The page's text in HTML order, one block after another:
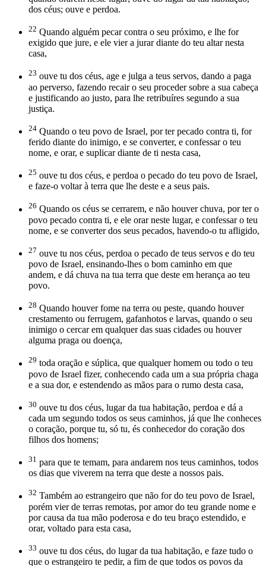
dos céus; ouve e perdoa.
22 Quando alguém pecar contra o seu próximo, e lhe for
exigido que jure, e ele vier a jurar diante do teu altar nesta
casa,
23 ouve tu dos céus, age e julga a teus servos, dando a paga
ao perverso, fazendo recair o seu proceder sobre a sua cabeça
e justificando ao justo, para lhe retribuíres segundo a sua
justiça.
24 Quando o teu povo de Israel, por ter pecado contra ti, for
ferido diante do inimigo, e se converter, e confessar o teu
nome, e orar, e suplicar diante de ti nesta casa,
25 ouve tu dos céus, e perdoa o pecado do teu povo de Israel,
e faze-o voltar à terra que lhe deste e a seus pais.
26 Quando os céus se cerrarem, e não houver chuva, por ter o
povo pecado contra ti, e ele orar neste lugar, e confessar o teu
nome, e se converter dos seus pecados, havendo-o tu afligido,
27 ouve tu nos céus, perdoa o pecado de teus servos e do teu
povo de Israel, ensinando-lhes o bom caminho em que
andem, e dá chuva na tua terra que deste em herança ao teu
povo.
28 Quando houver fome na terra ou peste, quando houver
crestamento ou ferrugem, gafanhotos e larvas, quando o seu
inimigo o cercar em qualquer das suas cidades ou houver
alguma praga ou doença,
29 toda oração e súplica, que qualquer homem ou todo o teu
povo de Israel fizer, conhecendo cada um a sua própria chaga
e a sua dor, e estendendo as mãos para o rumo desta casa,
30 ouve tu dos céus, lugar da tua habitação, perdoa e dá a
cada um segundo todos os seus caminhos, já que lhe conheces
o coração, porque tu, só tu, és conhecedor do coração dos
filhos dos homens;
31 para que te temam, para andarem nos teus caminhos, todos
os dias que viverem na terra que deste a nossos pais.
32 Também ao estrangeiro que não for do teu povo de Israel,
porém vier de terras remotas, por amor do teu grande nome e
por causa da tua mão poderosa e do teu braço estendido, e
orar, voltado para esta casa,
33 ouve tu dos céus, do lugar da tua habitação, e faze tudo o
que o estrangeiro te pedir, a fim de que todos os povos da